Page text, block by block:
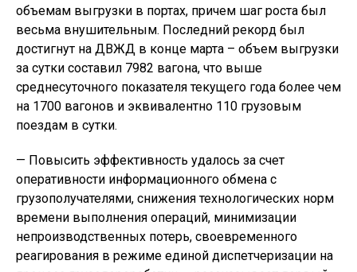
объемам выгрузки в портах, причем шаг роста был
весьма внушительным. Последний рекорд был
достигнут на ДВЖД в конце марта – объем выгрузки
за сутки составил 7982 вагона, что выше
среднесуточного показателя текущего года более чем
на 1700 вагонов и эквивалентно 110 грузовым
поездам в сутки.
— Повысить эффективность удалось за счет
оперативности информационного обмена с
грузополучателями, снижения технологических норм
времени выполнения операций, минимизации
непроизводственных потерь, своевременного
реагирования в режиме единой диспетчеризации на